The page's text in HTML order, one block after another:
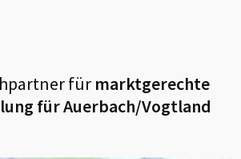
fürmarktgerechte
fürAuerbach/Vogtland